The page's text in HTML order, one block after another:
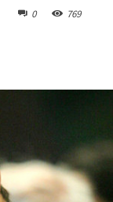
0 769